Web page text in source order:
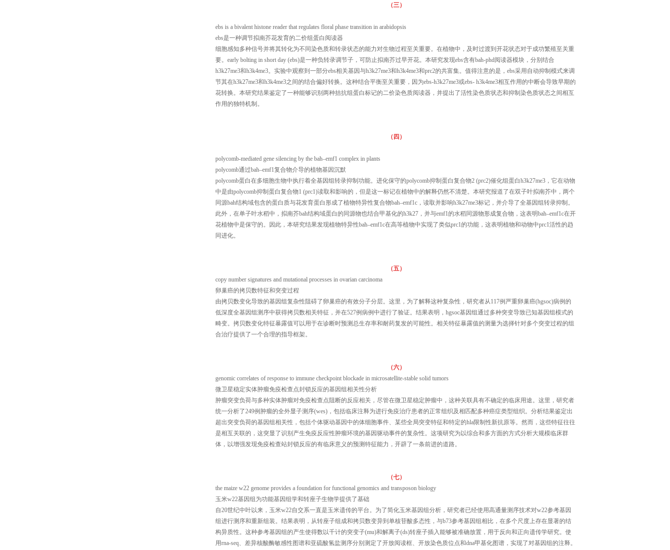
（三）
ebs is a bivalent histone reader that regulates floral phase transition in arabidopsis
ebs是一种调节拟南芥花发育的二价组蛋白阅读器
细胞感知多种信号并将其转化为不同染色质和转录状态的能力对生物过程至关重要。在植物中，及时过渡到开花状态对于成功繁殖至关重
要。early bolting in short day (ebs)是一种负转录调节子，可防止拟南芥过早开花。本研究发现ebs含有bah-phd阅读器模块，分别结合
h3k27me3和h3k4me3。实验中观察到一部分ebs相关基因与h3k27me3和h3k4me3和prc2的共富集。值得注意的是，ebs采用自动抑制模式来调
节其在h3k27me3和h3k4me3之间的结合偏好转换。这种结合平衡至关重要，因为ebs-h3k27me3或ebs- h3k4me3相互作用的中断会导致早期的
花转换。本研究结果鉴定了一种能够识别两种拮抗组蛋白标记的二价染色质阅读器，并提出了活性染色质状态和抑制染色质状态之间相互
作用的独特机制。
（四）
polycomb-mediated gene silencing by the bah–emf1 complex in plants
polycomb通过bah–emf1复合物介导的植物基因沉默
polycomb蛋白在多细胞生物中执行着全基因组转录抑制功能。进化保守的polycomb抑制蛋白复合物2 (prc2)催化组蛋白h3k27me3，它在动物
中是由polycomb抑制蛋白复合物1 (prc1)读取和影响的，但是这一标记在植物中的解释仍然不清楚。本研究报道了在双子叶拟南芥中，两个
同源bah结构域包含的蛋白质与花发育蛋白形成了植物特异性复合物bah–emf1c，读取并影响h3k27me3标记，并介导了全基因组转录抑制。
此外，在单子叶水稻中，拟南芥bah结构域蛋白的同源物也结合甲基化的h3k27，并与emf1的水稻同源物形成复合物，这表明bah–emf1c在开
花植物中是保守的。因此，本研究结果发现植物特异性bah–emf1c在高等植物中实现了类似prc1的功能，这表明植物和动物中prc1活性的趋
同进化。
（五）
copy number signatures and mutational processes in ovarian carcinoma
卵巢癌的拷贝数特征和突变过程
由拷贝数变化导致的基因组复杂性阻碍了卵巢癌的有效分子分层。这里，为了解释这种复杂性，研究者从117例严重卵巢癌(hgsoc)病例的
低深度全基因组测序中获得拷贝数相关特征，并在527例病例中进行了验证。结果表明，hgsoc基因组通过多种突变导致已知基因组模式的
畸变。拷贝数变化特征暴露值可以用于在诊断时预测总生存率和耐药复发的可能性。相关特征暴露值的测量为选择针对多个突变过程的组
合治疗提供了一个合理的指导框架。
（六）
genomic correlates of response to immune checkpoint blockade in microsatellite-stable solid tumors
微卫星稳定实体肿瘤免疫检查点封锁反应的基因组相关性分析
肿瘤突变负荷与多种实体肿瘤对免疫检查点阻断的反应相关，尽管在微卫星稳定肿瘤中，这种关联具有不确定的临床用途。这里，研究者
统一分析了249例肿瘤的全外显子测序(wes)，包括临床注释为进行免疫治疗患者的正常组织及相匹配多种癌症类型组织。分析结果鉴定出
超出突变负荷的基因组相关性，包括个体驱动基因中的体细胞事件、某些全局突变特征和特定的hla限制性新抗原等。然而，这些特征往往
是相互关联的，这突显了识别产生免疫反应性肿瘤环境的基因驱动事件的复杂性。这项研究为以综合和多方面的方式分析大规模临床群
体，以增强发现免疫检查站封锁反应的有临床意义的预测特征能力，开辟了一条前进的道路。
（七）
the maize w22 genome provides a foundation for functional genomics and transposon biology
玉米w22基因组为功能基因组学和转座子生物学提供了基础
自20世纪中叶以来，玉米w22自交系一直是玉米遗传的平台。为了简化玉米基因组分析，研究者已经使用高通量测序技术对w22参考基因
组进行测序和重新组装。结果表明，从转座子组成和拷贝数变异到单核苷酸多态性，与b73参考基因组相比，在多个尺度上存在显著的结
构异质性。这种参考基因组的产生使得数以千计的突变子(mu)和解离子(ds)转座子插入能够被准确放置，用于反向和正向遗传学研究。使
用rna-seq、差异核酸酶敏感性图谱和亚硫酸氢盐测序分别测定了开放阅读框、开放染色质位点和dna甲基化图谱，实现了对基因组的注释。